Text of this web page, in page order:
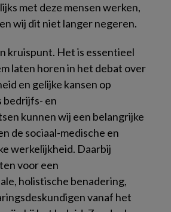
met deze mensen werken,
wij dit niet langer negeren.
kruispunt. Het is essentieel
laten horen in het debat over
en gelijke kansen op
bedrijfs- en
kunnen wij een belangrijke
de sociaal-medische en
werkelijkheid. Daarbij
voor een
holistische benadering,
vanaf het